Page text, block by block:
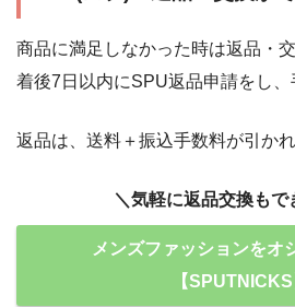
商品に満足しなかった時は返品・
着後7日以内にSPU返品申請をし、
返品は、送料＋振込手数料が引か
＼気軽に返品交換もで
メンズファッションをオ
【SPUTNICKS